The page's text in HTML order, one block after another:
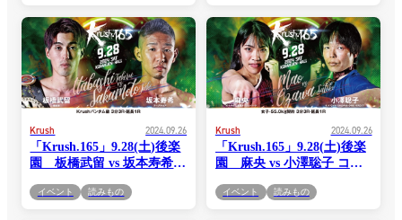
藤)vs「とにかく"楽しむ"と
いうテーマで試合すれば、
3R以内に倒せると思うので
楽しみたい」(末松)
もが驚く派手なKOをした
い」(菊地)
Krush 2024.09.26
「Krush.165」9.28(土)後楽
園 板橋武留 vs 坂本寿希
てKOしたい」(板
イベント 読みもの
Krush 2024.09.26
「Krush.165」9.28(土)後楽
園 麻央 vs 小澤聡子 コメ
もどっちもできることをア
イベント 読みもの